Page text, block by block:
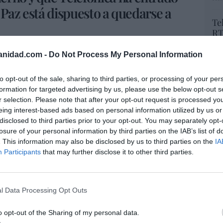
- Do Not Process My Personal Information
opt-out of the sale, sharing to third parties, or processing of your
for targeted advertising by us, please use the below opt-out
selection. Please note that after your opt-out request is processed
interest-based ads based on personal information utilized by us
to third parties prior to your opt-out. You may separately
of your personal information by third parties on the IAB’s list of
This information may also be disclosed by us to third parties on the
Participants that may further disclose it to other third parties.
Data Processing Opt Outs
opt-out of the Sharing of my personal data.
está dispuesto a quedarse a
el banco lava sus vergüenzas hablando
enfrentada a una enorme minusvalía
de 30 años, no hubiera plusvalía.
BBVA! Además, si era financiera, ¿por qué
inversión financiera lo único que importa
mirar:tras vender, malamente, su sede
de alquilado, ahora resulta que quiere
C. ¿Y no sería mejor trasladar a los de
Telefónica malvende su histórica sede
tu